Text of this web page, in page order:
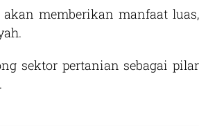
memberikan manfaat luas,
sektor pertanian sebagai pilar